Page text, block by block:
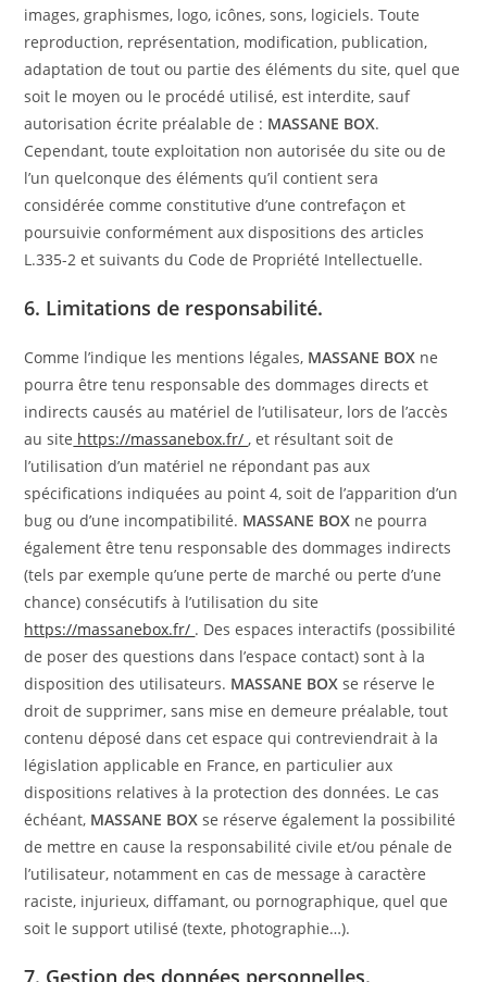
images, graphismes, logo, icônes, sons, logiciels. Toute
reproduction, représentation, modification, publication,
adaptation de tout ou partie des éléments du site, quel que
soit le moyen ou le procédé utilisé, est interdite, sauf
autorisation écrite préalable de : MASSANE BOX.
Cependant, toute exploitation non autorisée du site ou de
l’un quelconque des éléments qu’il contient sera
considérée comme constitutive d’une contrefaçon et
poursuivie conformément aux dispositions des articles
L.335-2 et suivants du Code de Propriété Intellectuelle.
6. Limitations de responsabilité.
Comme l’indique les mentions légales, MASSANE BOX ne
pourra être tenu responsable des dommages directs et
indirects causés au matériel de l’utilisateur, lors de l’accès
au site https://massanebox.fr/, et résultant soit de
l’utilisation d’un matériel ne répondant pas aux
spécifications indiquées au point 4, soit de l’apparition d’un
bug ou d’une incompatibilité. MASSANE BOX ne pourra
également être tenu responsable des dommages indirects
(tels par exemple qu’une perte de marché ou perte d’une
chance) consécutifs à l’utilisation du site
https://massanebox.fr/ . Des espaces interactifs (possibilité
de poser des questions dans l’espace contact) sont à la
disposition des utilisateurs. MASSANE BOX se réserve le
droit de supprimer, sans mise en demeure préalable, tout
contenu déposé dans cet espace qui contreviendrait à la
législation applicable en France, en particulier aux
dispositions relatives à la protection des données. Le cas
échéant, MASSANE BOX se réserve également la possibilité
de mettre en cause la responsabilité civile et/ou pénale de
l’utilisateur, notamment en cas de message à caractère
raciste, injurieux, diffamant, ou pornographique, quel que
soit le support utilisé (texte, photographie…).
7. Gestion des données personnelles.